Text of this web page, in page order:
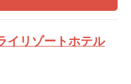
イリゾートホテル